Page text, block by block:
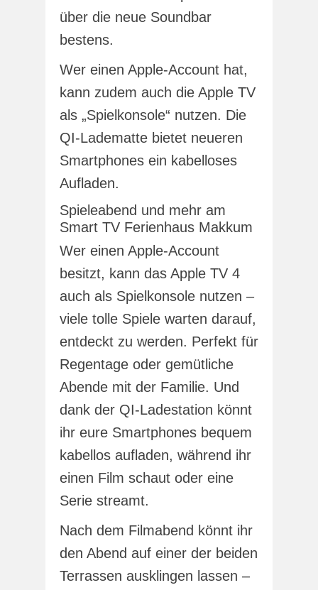
über die neue Soundbar
bestens.
Wer einen Apple-Account hat,
kann zudem auch die Apple TV
als „Spielkonsole“ nutzen. Die
QI-Ladematte bietet neueren
Smartphones ein kabelloses
Aufladen.
Spieleabend und mehr am
Smart TV Ferienhaus Makkum
Wer einen Apple-Account
besitzt, kann das Apple TV 4
auch als Spielkonsole nutzen –
viele tolle Spiele warten darauf,
entdeckt zu werden. Perfekt für
Regentage oder gemütliche
Abende mit der Familie. Und
dank der QI-Ladestation könnt
ihr eure Smartphones bequem
kabellos aufladen, während ihr
einen Film schaut oder eine
Serie streamt.
Nach dem Filmabend könnt ihr
den Abend auf einer der beiden
Terrassen ausklingen lassen –